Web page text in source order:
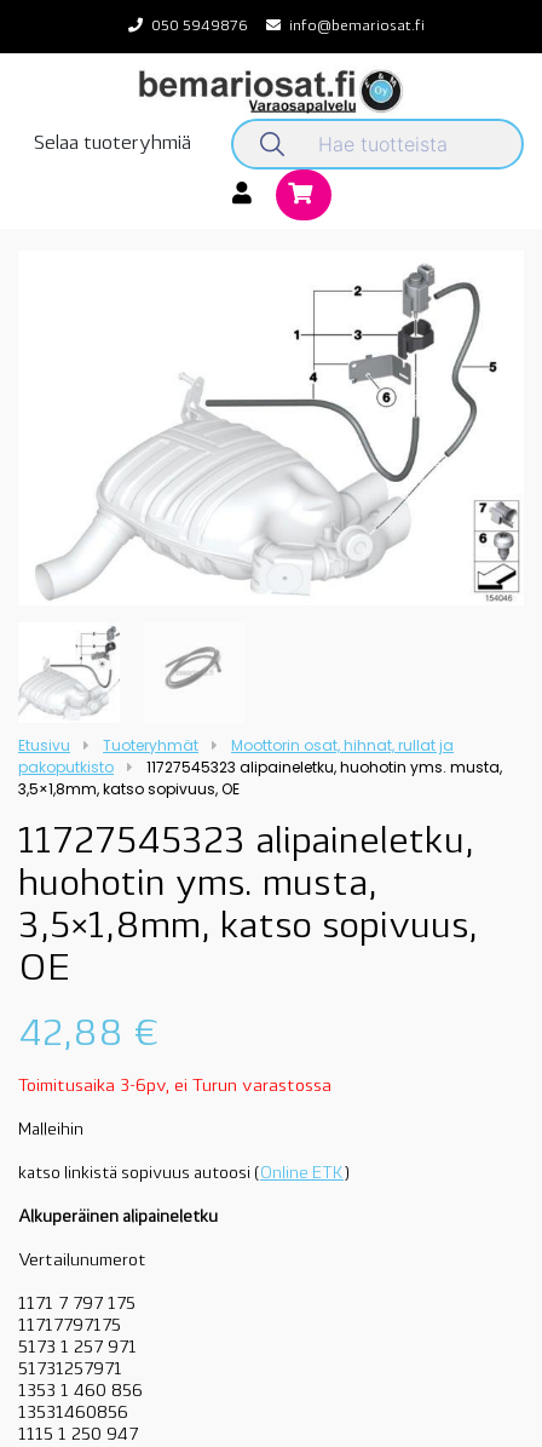
content
050 5949876 info@bemariosat.fi
Selaa tuoteryhmiä
Etusivu Tuoteryhmät
Moottorin osat, hihnat, rullat ja
pakoputkisto
11727545323 alipaineletku, huohotin yms. musta,
3,5×1,8mm, katso sopivuus, OE
11727545323 alipaineletku,
huohotin yms. musta,
3,5×1,8mm, katso sopivuus,
OE
42,88 €
Toimitusaika 3-6pv, ei Turun varastossa
Malleihin
katso linkistä sopivuus autoosi ( Online ETK )
Alkuperäinen alipaineletku
Vertailunumerot
1171 7 797 175
11717797175
5173 1 257 971
51731257971
1353 1 460 856
13531460856
1115 1 250 947